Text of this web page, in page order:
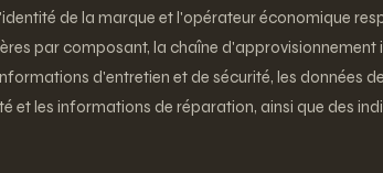
de la marque et l'opérateur économique
par composant, la chaîne d'approvisionnement
d'entretien et de sécurité, les données
et les informations de réparation, ainsi que des